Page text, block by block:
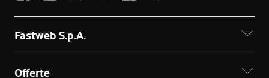
Fastweb S.p.A.
Offerte